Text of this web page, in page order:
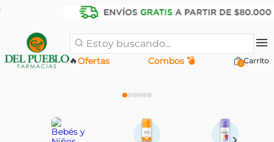
Estoy buscando...
Ofertas
🔥 Combos 💣 0